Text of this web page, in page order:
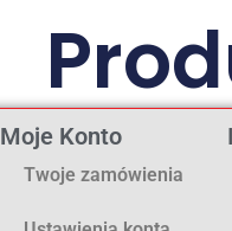
Moje Konto
Twoje zamówienia